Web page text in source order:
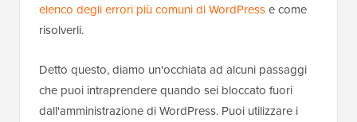
elenco degli errori più comuni di WordPresse come
risolverli.
Detto questo, diamo un'occhiata ad alcuni passaggi
che puoi intraprendere quando sei bloccato fuori
dall'amministrazione di WordPress. Puoi utilizzare i